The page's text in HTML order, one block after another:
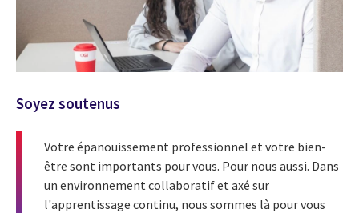
Soyez soutenus
Votre épanouissement professionnel et votre bien-
être sont importants pour vous. Pour nous aussi. Dans
un environnement collaboratif et axé sur
l'apprentissage continu, nous sommes là pour vous